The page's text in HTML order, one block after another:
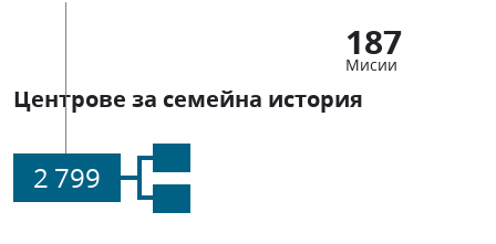
187
Мисии
Центрове за семейна история
2 799